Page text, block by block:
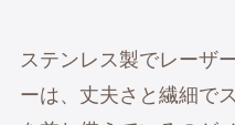
ステンレス製でレーザ
ーは、丈夫さと繊細で